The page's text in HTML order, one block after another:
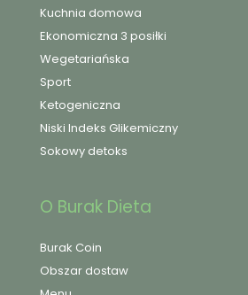
Kuchnia domowa
Ekonomiczna 3 posiłki
Wegetariańska
Sport
Ketogeniczna
Niski Indeks Glikemiczny
Sokowy detoks
O Burak Dieta
Burak Coin
Obszar dostaw